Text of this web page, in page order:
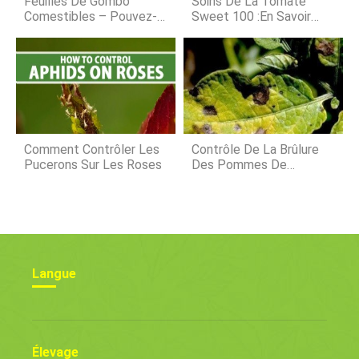
Assurez-vous de porter des
Comestibles – Pouvez-
Sweet 100 :En Savoir
Tomates Sweet 100
Comment Contrôler Les
Pucerons Sur Les Roses
Contrôle De La Brûlure
Des Pommes De
Langue
Élevage